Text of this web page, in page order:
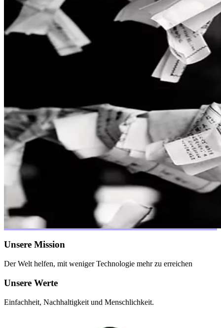
Unsere Mission
Der Welt helfen, mit weniger Technologie mehr zu erreichen
Unsere Werte
Einfachheit, Nachhaltigkeit und Menschlichkeit.